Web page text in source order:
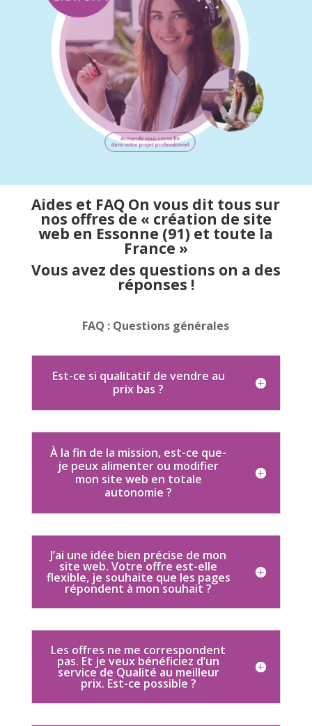
Aides et FAQ On vous dit tous sur
nos offres de « création de site
web en Essonne (91) et toute la
France »
Vous avez des questions on a des
réponses !
FAQ : Questions générales
Est-ce si qualitatif de vendre au
prix bas ?
À la fin de la mission, est-ce que-
je peux alimenter ou modifier
mon site web en totale
autonomie ?
J’ai une idée bien précise de mon
site web. Votre offre est-elle
flexible, je souhaite que les pages
répondent à mon souhait ?
Les offres ne me correspondent
pas. Et je veux bénéficiez d’un
service de Qualité au meilleur
prix. Est-ce possible ?